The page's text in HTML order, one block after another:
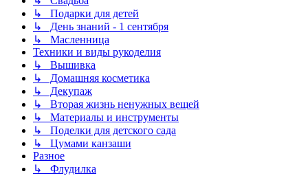
↳ Подарки для детей
↳ День знаний - 1 сентября
↳ Масленница
Техники и виды рукоделия
↳ Вышивка
↳ Домашняя косметика
↳ Декупаж
↳ Вторая жизнь ненужных вещей
↳ Материалы и инструменты
↳ Поделки для детского сада
↳ Цумами канзаши
Разное
↳ Флудилка